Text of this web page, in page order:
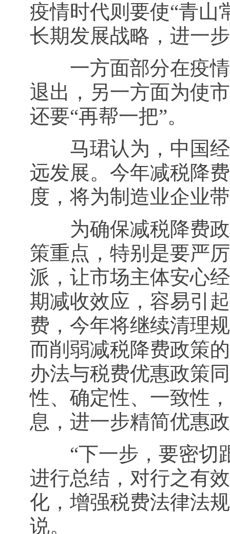
疫情时代则要使“青山
长期发展战略，进一
一方面部分在疫情
退出，另一方面为使
还要“再帮一把”。
马珺认为，中国经
远发展。今年减税降
度，将为制造业企业
为确保减税降费政
策重点，特别是要严
派，让市场主体安心
期减收效应，容易引
费，今年将继续清理
而削弱减税降费政策
办法与税费优惠政策
性、确定性、一致性
息，进一步精简优惠
“下一步，要密切跟
进行总结，对行之有
化，增强税费法律法
说。